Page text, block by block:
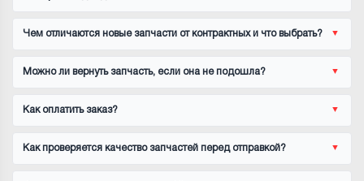
Чем отличаются новые запчасти от контрактных и что выбрать?
Можно ли вернуть запчасть, если она не подошла?
Как оплатить заказ?
Как проверяется качество запчастей перед отправкой?